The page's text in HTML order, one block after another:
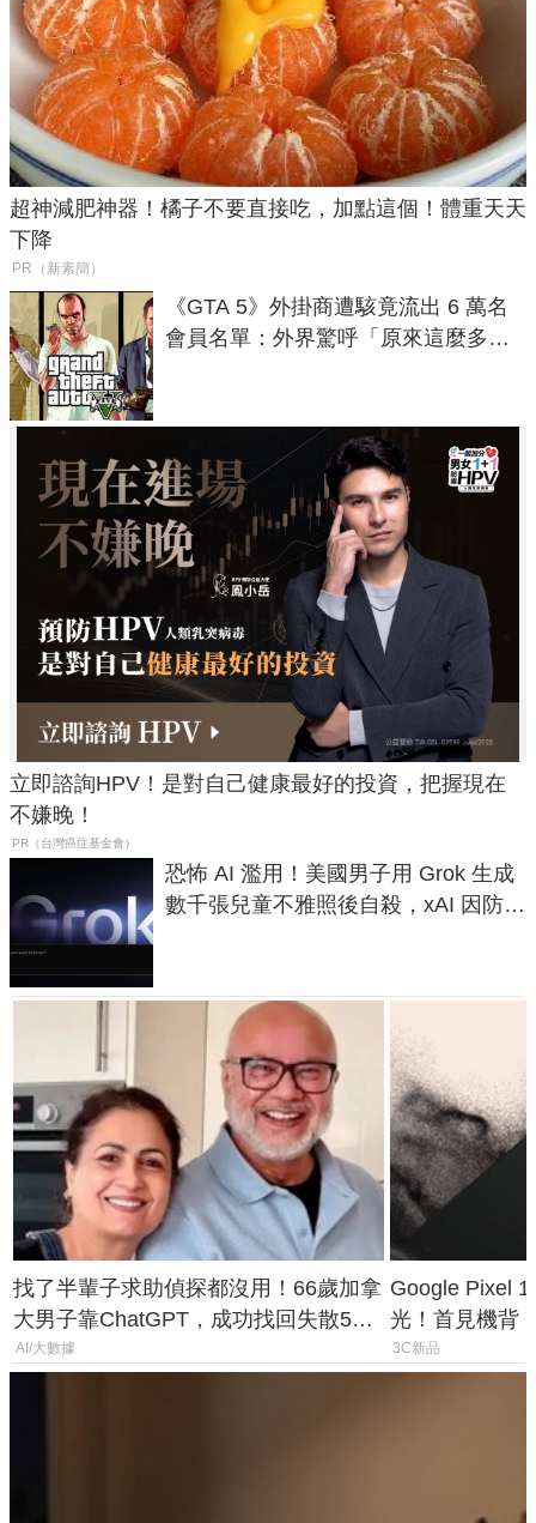
超神減肥神器！橘子不要直接吃，加點這個！體重天天
下降
PR（新素簡）
《GTA 5》外掛商遭駭竟流出 6 萬名
會員名單：外界驚呼「原來這麼多人
立即諮詢HPV！是對自己健康最好的投資，把握現在
不嫌晚！
PR（台灣癌症基金會）
恐怖 AI 濫用！美國男子用 Grok 生成
數千張兒童不雅照後自殺，xAI 因防護
找了半輩子求助偵探都沒用！66歲加拿
大男子靠ChatGPT，成功找回失散50
年家人
AI/大數據
Google Pixel
光！首見機背
120 倍變焦挑
3C新品